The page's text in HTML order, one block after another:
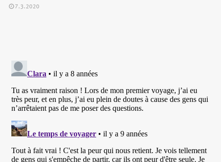
7.3.2020